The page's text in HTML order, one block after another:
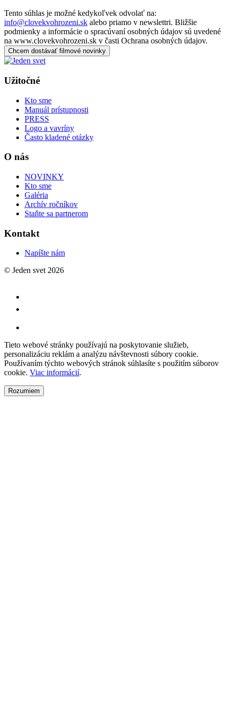
Tento súhlas je možné kedykoľvek odvolať na:
info@clovekvohrozeni.sk alebo priamo v newslettri. Bližšie
podmienky a informácie o spracúvaní osobných údajov sú uvedené
na www.clovekvohrozeni.sk v časti Ochrana osobných údajov.
Chcem dostávať filmové novinky
Užitočné
Kto sme
Manuál prístupnosti
PRESS
Logo a vavríny
Často kladené otázky
O nás
NOVINKY
Kto sme
Galéria
Archív ročníkov
Staňte sa partnerom
Kontakt
Napíšte nám
© Jeden svet 2026
Tieto webové stránky používajú na poskytovanie služieb,
personalizáciu reklám a analýzu návštevnosti súbory cookie.
Používaním týchto webových stránok súhlasíte s použitím súborov
cookie. Viac informácií.
Rozumiem